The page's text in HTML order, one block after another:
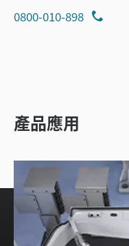
0800-010-898
產品應用